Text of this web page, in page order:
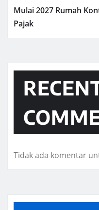
Mulai 2027 Rumah
Pajak
Tidak ada komentar